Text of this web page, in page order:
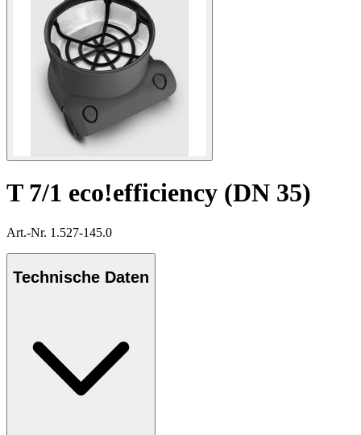
T 7/1 eco!efficiency (DN 35)
Art.-Nr. 1.527-145.0
Technische Daten